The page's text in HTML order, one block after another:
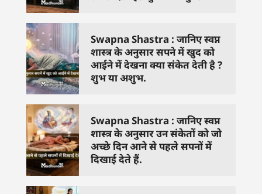
Swapna Shastra : जानिए स्वप्न
शास्त्र के अनुसार सपने में खुद को
आईने में देखना क्या संकेत देती है ?
शुभ या अशुभ.
Swapna Shastra : जानिए स्वप्न
शास्त्र के अनुसार उन संकेतों को जो
अच्छे दिन आने से पहले सपनों में
दिखाई देते हैं.